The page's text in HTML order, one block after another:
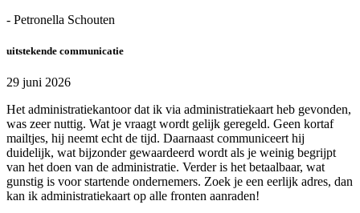
- Petronella Schouten
uitstekende communicatie
29 juni 2026
Het administratiekantoor dat ik via administratiekaart heb gevonden,
was zeer nuttig. Wat je vraagt wordt gelijk geregeld. Geen kortaf
mailtjes, hij neemt echt de tijd. Daarnaast communiceert hij
duidelijk, wat bijzonder gewaardeerd wordt als je weinig begrijpt
van het doen van de administratie. Verder is het betaalbaar, wat
gunstig is voor startende ondernemers. Zoek je een eerlijk adres, dan
kan ik administratiekaart op alle fronten aanraden!